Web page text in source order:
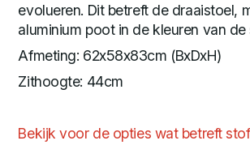
evolueren. Dit betreft de draaistoel,
aluminium poot in de kleuren van de
Afmeting: 62x58x83cm (BxDxH)
Zithoogte: 44cm
Bekijk voor de opties wat betreft